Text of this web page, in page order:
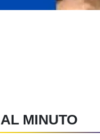
AL MINUTO